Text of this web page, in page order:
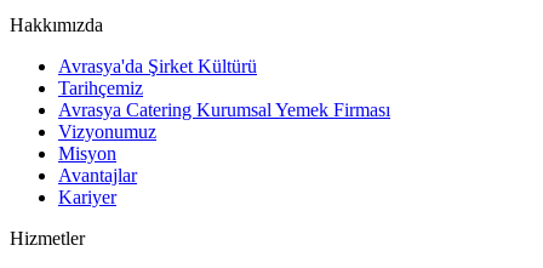
Hakkımızda
Avrasya'da Şirket Kültürü
Tarihçemiz
Avrasya Catering Kurumsal Yemek Firması
Vizyonumuz
Misyon
Avantajlar
Kariyer
Hizmetler